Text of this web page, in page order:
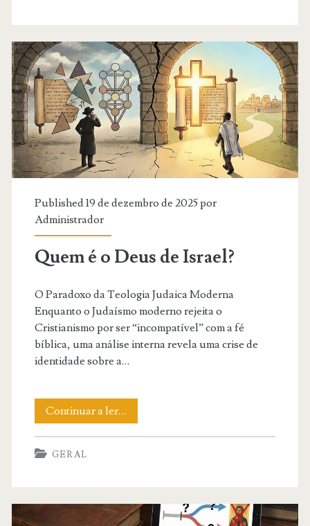
Published 19 de dezembro de 2025 por
Administrador
Quem é o Deus de Israel?
O Paradoxo da Teologia Judaica Moderna
Enquanto o Judaísmo moderno rejeita o
Cristianismo por ser “incompatível” com a fé
bíblica, uma análise interna revela uma crise de
identidade sobre a…
Continuar a ler…
é
de
GERAL